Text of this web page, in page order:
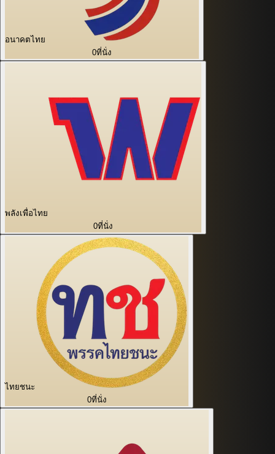
อนาคตไทย
0ที่นั่ง
พลังเพื่อไทย
0ที่นั่ง
ไทยชนะ
0ที่นั่ง